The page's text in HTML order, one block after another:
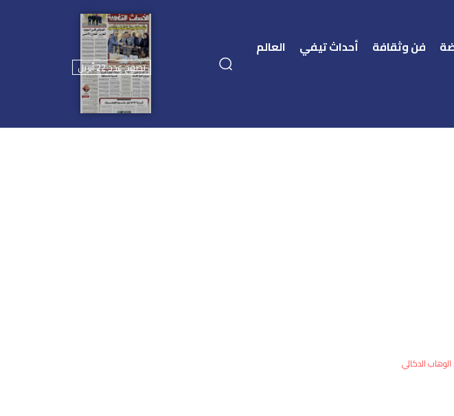
فن وثقافة أحداث تيفي
العالم
تصفح عدد 22 أبريل
الوهاب الدكالي